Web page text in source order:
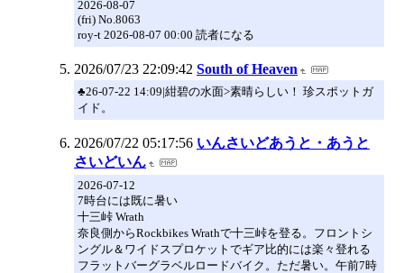
2026-08-07
(fri) No.8063
roy-t 2026-08-07 00:00 読者になる
2026/07/23 22:09:42 South of Heaven
♣26-07-22 14:09|紺碧の水面>素晴らしい！ 珍スポットガ
イド。
2026/07/22 05:17:56 いんさいどあうと・あうと
さいどいん
2026-07-12
7時台には既に暑い
十三峠 Wrath
奈良側からRockbikes Wrathで十三峠を登る。フロントシ
ングル＆ワイドスプロケットでギア比的には楽々登れる
フラットバーグラベルロードバイク。ただ暑い。午前7時